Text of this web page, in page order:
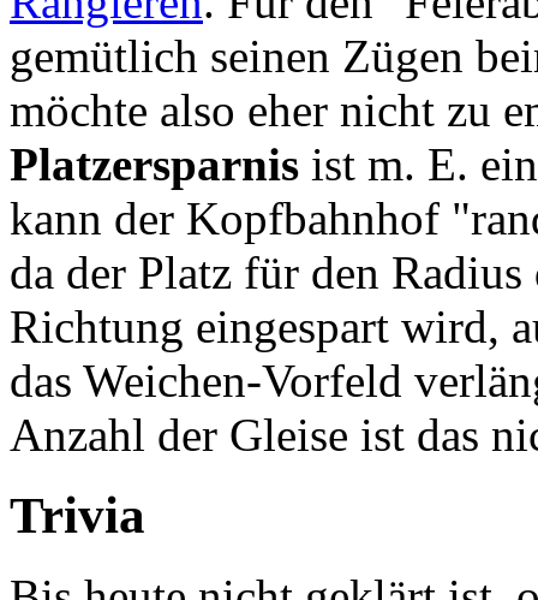
gemütlich seinen Zügen
möchte also eher nicht zu
Platzersparnis ist m. E.
kann der Kopfbahnhof
da der Platz für den
Richtung eingespart wird,
das Weichen-Vorfeld
Anzahl der Gleise ist das
Trivia